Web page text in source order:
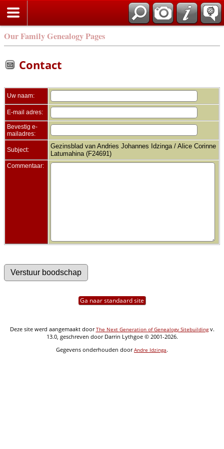
Our Family Genealogy Pages
Contact
Uw naam:
E-mail adres:
Bevestig e-
mailadres:
Subject:
Gezinsblad van Andries Johannes Idzinga / Alice Corinne
Latumahina (F24691)
Commentaar:
Ga naar standaard site
Deze site werd aangemaakt doorThe Next Generation of Genealogy Sitebuildingv.
13.0, geschreven door Darrin Lythgoe © 2001-2026.
Gegevens onderhouden doorAndre Idzinga.